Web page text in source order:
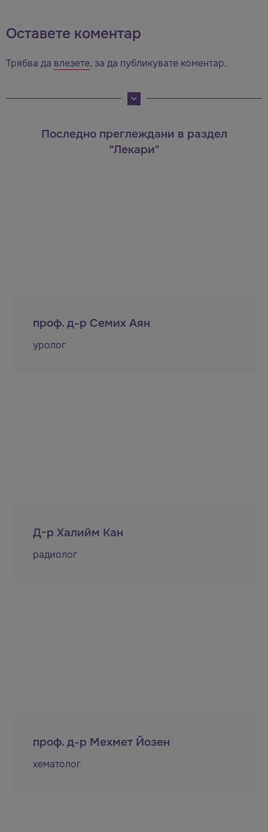
Оставете коментар
Трябва да влезете, за да публикувате коментар.
Последно преглеждани в раздел
"Лекари"
проф. д-р Семих Аян
уролог
Д-р Халийм Кан
радиолог
проф. д-р Мехмет Йозен
хематолог